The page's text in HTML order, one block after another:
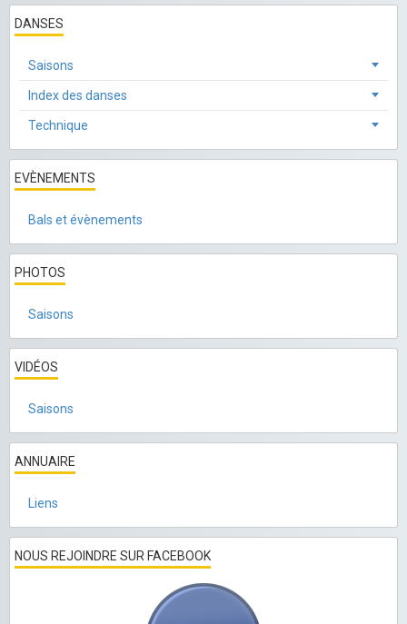
DANSES
Saisons
Index des danses
Technique
EVÈNEMENTS
Bals et évènements
PHOTOS
Saisons
VIDÉOS
Saisons
ANNUAIRE
Liens
NOUS REJOINDRE SUR FACEBOOK